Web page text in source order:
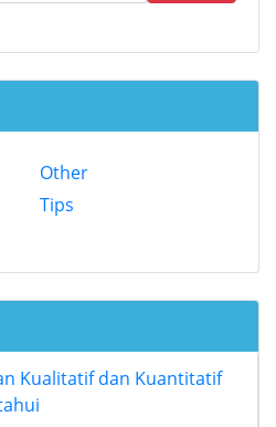
Other
Tips
Kualitatif dan Kuantitatif